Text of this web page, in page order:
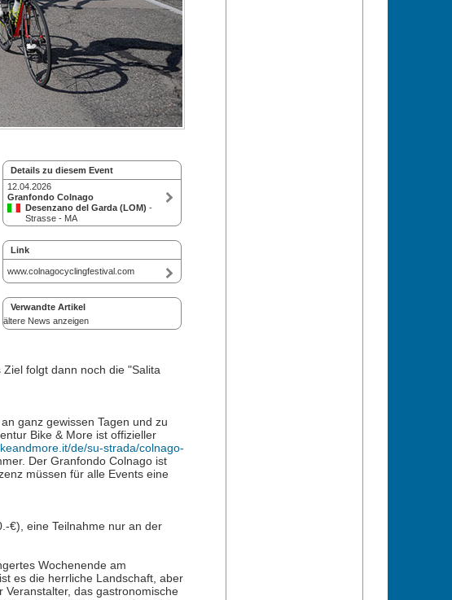
Details zu diesem Event
12.04.2026
Granfondo Colnago
Desenzano del Garda (LOM) -
Strasse - MA
Link
www.colnagocyclingfestival.com
Verwandte Artikel
ältere News anzeigen
folgt dann noch die "Salita
ganz gewissen Tagen und zu
Bike & More ist offizieller
de/su-strada/colnago-
Der Granfondo Colnago ist
müssen für alle Events eine
€), eine Teilnahme nur an der
Wochenende am
es die herrliche Landschaft, aber
das gastronomische